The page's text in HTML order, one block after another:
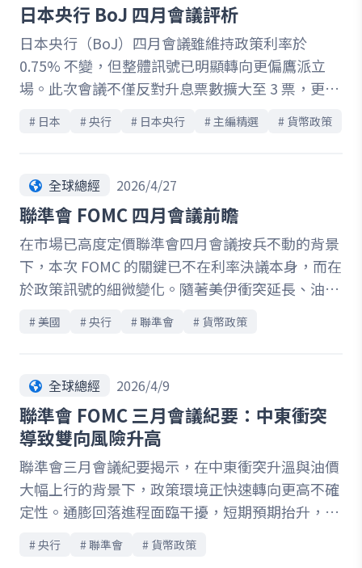
壓波動。整體而言，本次會議傳遞出關鍵訊號：在
通膨與外部不確定性尚未明朗前，聯準會短期內不
急於轉向寬鬆，政策走向將更依賴後續數據與地緣
局勢發展。
日本央行 BoJ 四月會議評析
日本央行（BoJ）四月會議雖維持政策利率於
0.75% 不變，但整體訊號已明顯轉向更偏鷹派立
場。此次會議不僅反對升息票數擴大至 3 票，更反
映決策層對通膨上行風險的警戒正在升溫。隨著中
東局勢推升油價、春鬥薪資增幅維持高檔，以及企
測，並重申若經濟與物價符合預期，將持續推進貨
濟也面臨成長放緩壓力，高油價正侵蝕企業獲利與
家庭實質所得，使日本陷入「成長偏弱、通膨偏
強」的複雜環境。對市場而言，本次會議的重點已
不只是是否升息，而是 BoJ 對政策方向的態度正在
逐步改變。在全球央行政策分歧擴大的背景下，日
# 日本 # 央行 # 日本央行 # 主編精選 # 貨幣政策
全球總經 2026/4/27
聯準會 FOMC 四月會議前瞻
在市場已高度定價聯準會四月會議按兵不動的背景
下，本次 FOMC 的關鍵已不在利率決議本身，而在
於政策訊號的細微變化。隨著美伊衝突延長、油價
維持高檔，通膨路徑的不確定性再度升溫，市場開
始重新評估降息時點與政策空間。同時，勞動市場
膨與就業之間的權衡更加複雜。此外，主席交接與
變數。本文將從通膨風險、勞動市場動態與政策溝
通三大面向切入，解析聯準會如何在高度不確定環
境中調整決策邏輯，並探討其對市場預期與資產價
格的潛在影響。
# 美國 # 央行 # 聯準會 # 貨幣政策
全球總經 2026/4/9
聯準會 FOMC 三月會議紀要：中東衝突
導致雙向風險升高
聯準會三月會議紀要揭示，在中東衝突升溫與油價
大幅上行的背景下，政策環境正快速轉向更高不確
定性。通膨回落進程面臨干擾，短期預期抬升，降
息時點可能延後，甚至重新浮現升息討論。另一方
面，勞動市場雖維持表面穩定，但結構性疲弱與低
# 央行 # 聯準會 # 貨幣政策